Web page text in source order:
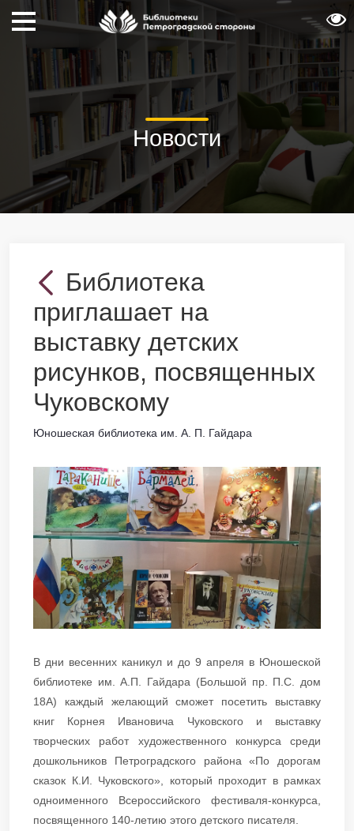
Новости
Библиотека
приглашает на
выставку детских
рисунков, посвященных
Чуковскому
Юношеская библиотека им. А. П. Гайдара
В дни весенних каникул и до 9 апреля в Юношеской
библиотеке им. А.П. Гайдара (Большой пр. П.С. дом
18А) каждый желающий сможет посетить выставку
книг Корнея Ивановича Чуковского и выставку
творческих работ художественного конкурса среди
дошкольников Петроградского района «По дорогам
сказок К.И. Чуковского», который проходит в рамках
одноименного Всероссийского фестиваля-конкурса,
посвященного 140-летию этого детского писателя.